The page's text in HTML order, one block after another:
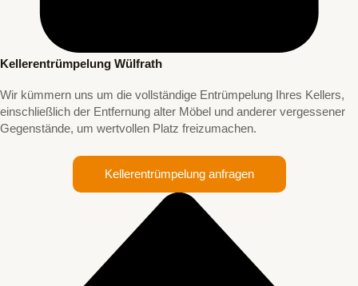
Kellerentrümpelung Wülfrath
Wir kümmern uns um die vollständige Entrümpelung Ihres Kellers,
einschließlich der Entfernung alter Möbel und anderer vergessener
Gegenstände, um wertvollen Platz freizumachen.
Kellerentrümpelung anfragen